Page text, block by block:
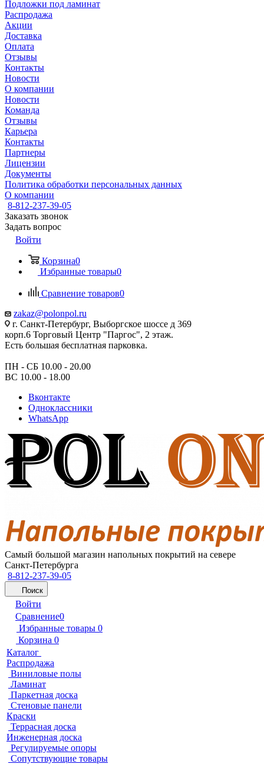
Подложки под ламинат
Распродажа
Акции
Доставка
Оплата
Отзывы
Контакты
Новости
О компании
Новости
Команда
Отзывы
Карьера
Контакты
Партнеры
Лицензии
Документы
Политика обработки персональных данных
О компании
8-812-237-39-05
Заказать звонок
Задать вопрос
Войти
Корзина0
Избранные товары0
Сравнение товаров0
zakaz@polonpol.ru
г. Санкт-Петербург, Выборгское шоссе д 369
корп.6 Торговый Центр "Паргос", 2 этаж.
Есть большая бесплатная парковка.
ПН - СБ 10.00 - 20.00
ВС 10.00 - 18.00
Вконтакте
Одноклассники
WhatsApp
Самый большой магазин напольных покрытий на севере
Санкт-Петербурга
8-812-237-39-05
Поиск
Войти
Сравнение0
Избранные товары 0
Корзина 0
Каталог
Распродажа
Виниловые полы
Ламинат
Паркетная доска
Стеновые панели
Краски
Террасная доска
Инженерная доска
Регулируемые опоры
Сопутствующие товары